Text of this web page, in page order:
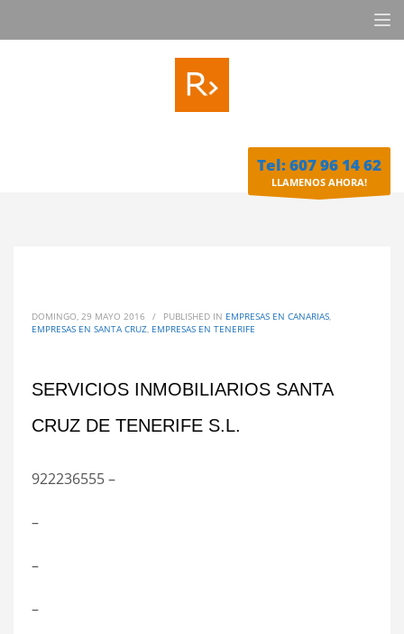
Tel: 607 96 14 62
LLAMENOS AHORA!
DOMINGO, 29 MAYO 2016 / PUBLISHED IN EMPRESAS EN CANARIAS,
EMPRESAS EN SANTA CRUZ, EMPRESAS EN TENERIFE
SERVICIOS INMOBILIARIOS SANTA
CRUZ DE TENERIFE S.L.
922236555 –
–
–
–